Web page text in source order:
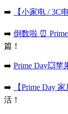
➡️ 【小家电 / 3C
➡️ 倒数啦 ⏰
篇！
➡️ Prime Day💥
➡️ 【Prime Day
活！